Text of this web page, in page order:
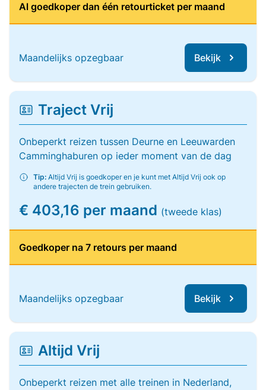
Al goedkoper dan één retourticket per maand
Maandelijks opzegbaar Bekijk
Traject Vrij
Onbeperkt reizen tussen Deurne en Leeuwarden
Camminghaburen op ieder moment van de dag
Tip: Altijd Vrij is goedkoper en je kunt met Altijd Vrij ook op
andere trajecten de trein gebruiken.
€ 403,16 per maand (tweede klas)
Goedkoper na 7 retours per maand
Maandelijks opzegbaar Bekijk
Altijd Vrij
Onbeperkt reizen met alle treinen in Nederland,